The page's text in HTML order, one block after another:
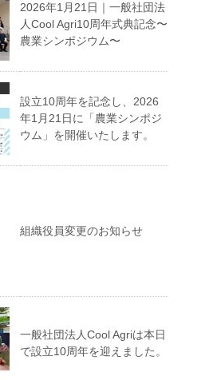
2026年1月21日｜一般社団法
人Cool Agri10周年式典記念〜
農業シンポジウム〜
設立10周年を記念し、2026
年1月21日に「農業シンポジ
ウム」を開催いたします。
組織役員変更のお知らせ
一般社団法人Cool Agriは本日
で設立10周年を迎えました。